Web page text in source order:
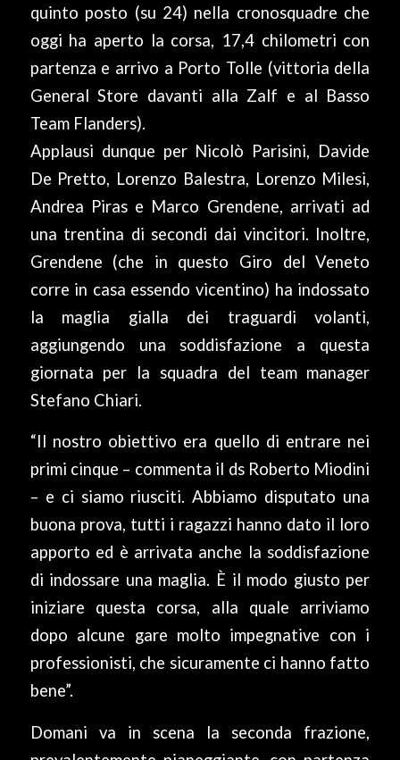
quinto posto (su 24) nella cronosquadre che
oggi ha aperto la corsa, 17,4 chilometri con
partenza e arrivo a Porto Tolle (vittoria della
General Store davanti alla Zalf e al Basso
Team Flanders).
Applausi dunque per Nicolò Parisini, Davide
De Pretto, Lorenzo Balestra, Lorenzo Milesi,
Andrea Piras e Marco Grendene, arrivati ad
una trentina di secondi dai vincitori. Inoltre,
Grendene (che in questo Giro del Veneto
corre in casa essendo vicentino) ha indossato
la maglia gialla dei traguardi volanti,
aggiungendo una soddisfazione a questa
giornata per la squadra del team manager
Stefano Chiari.
“Il nostro obiettivo era quello di entrare nei
primi cinque – commenta il ds Roberto Miodini
– e ci siamo riusciti. Abbiamo disputato una
buona prova, tutti i ragazzi hanno dato il loro
apporto ed è arrivata anche la soddisfazione
di indossare una maglia. È il modo giusto per
iniziare questa corsa, alla quale arriviamo
dopo alcune gare molto impegnative con i
professionisti, che sicuramente ci hanno fatto
bene”.
Domani va in scena la seconda frazione,